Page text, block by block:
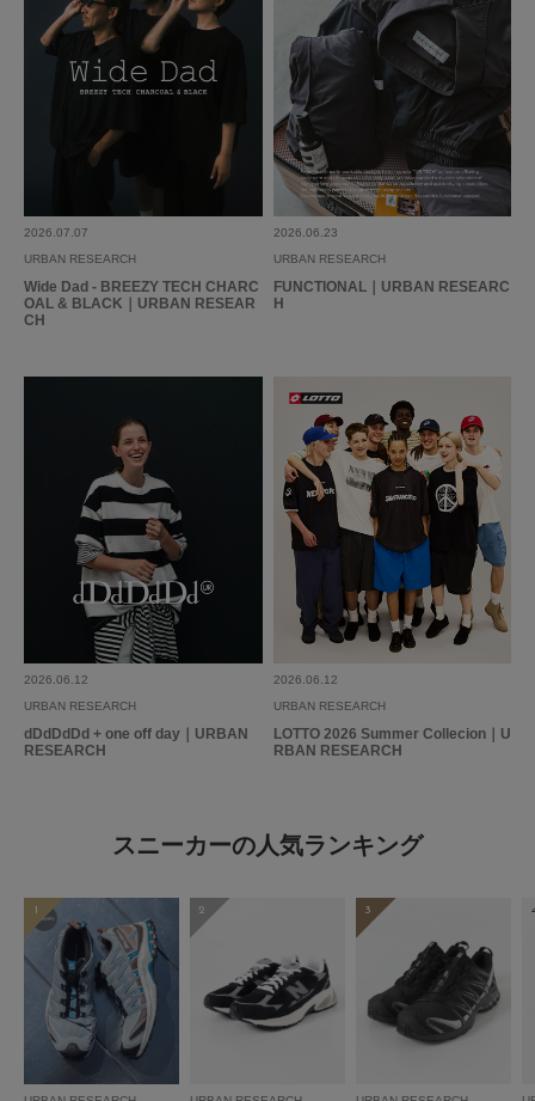
2026.07.07
URBAN RESEARCH
Wide Dad - BREEZY TECH CHARC
OAL & BLACK｜URBAN RESEAR
CH
2026.06.23
URBAN RESEARCH
FUNCTIONAL｜URBAN RESEARC
H
2026.06.12
URBAN RESEARCH
dDdDdDd + one off day｜URBAN
RESEARCH
2026.06.12
URBAN RESEARCH
LOTTO 2026 Summer Collecion｜U
RBAN RESEARCH
スニーカーの人気ランキング
1 2 3